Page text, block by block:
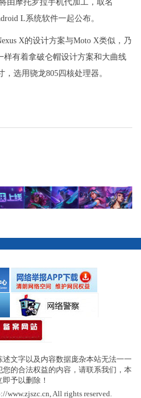
由摩托罗拉手机代加工，取名
L系统软件一起公布。
X的设计方案与Moto X类似，乃
样有着拿破仑帽设计方案和大曲线
选用骁龙805四核处理器。
文字以及内容数据庞杂本站无法一一
的合法权益的内容，请联系我们，本
即予以删除！
All rights reserved.